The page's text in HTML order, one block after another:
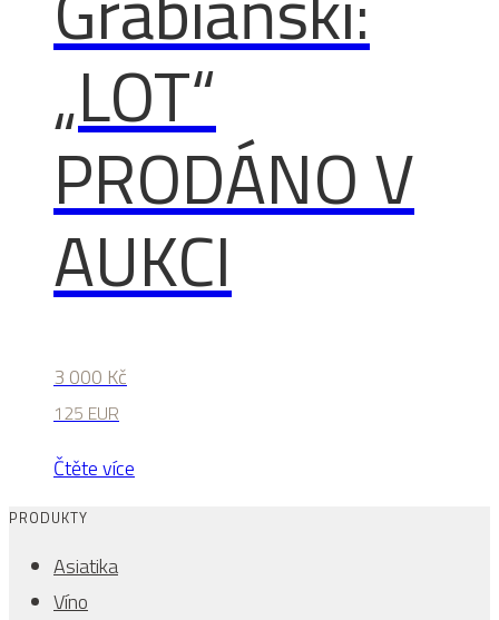
„LOT“
PRODÁNO V
AUKCI
3 000 Kč
125 EUR
Čtěte více
PRODUKTY
Asiatika
Víno